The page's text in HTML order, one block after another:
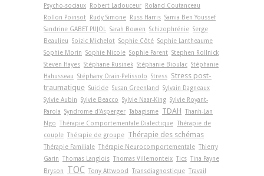
Psycho-sociaux Robert Ladouceur Roland Coutanceau
Rollon Poinsot Rudy Simone Russ Harris Samia Ben Youssef
Sandrine GABET PUJOL
Sarah Bowen Schizophrénie Serge
Beaulieu Soizic Michelot Sophie Côté Sophie Lantheaume
Sophie Morin Sophie Nicole Sophie Parent Stephen Rollnick
Steven Hayes Stéphane Rusinek Stéphanie Bioulac Stéphanie
Hahusseau Stéphany Orain-Pelissolo Stress Stress post-
traumatique Suicide Susan Greenland Sylvain Dagneaux
Sylvie Aubin Sylvie Beacco Sylvie Naar-King Sylvie Royant-
Parola Syndrome d'Asperger Tabagisme TDAH Thanh-Lan
Ngo Thérapie Comportementale Dialectique Thérapie de
couple Thérapie de groupe Thérapie des schémas
Thérapie Familiale Thérapie Neurocomportementale Thierry
Garin Thomas Langlois Thomas Villemonteix Tics Tina Payne
Bryson
TOC Tony Attwood Transdiagnostique Travail